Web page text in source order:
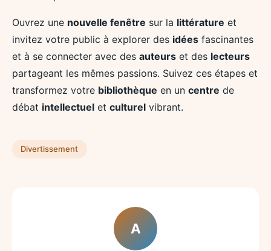
Ouvrez une nouvelle fenêtre sur la littérature et
invitez votre public à explorer des idées fascinantes
et à se connecter avec des auteurs et des lecteurs
partageant les mêmes passions. Suivez ces étapes et
transformez votre bibliothèque en un centre de
débat intellectuel et culturel vibrant.
Divertissement
A